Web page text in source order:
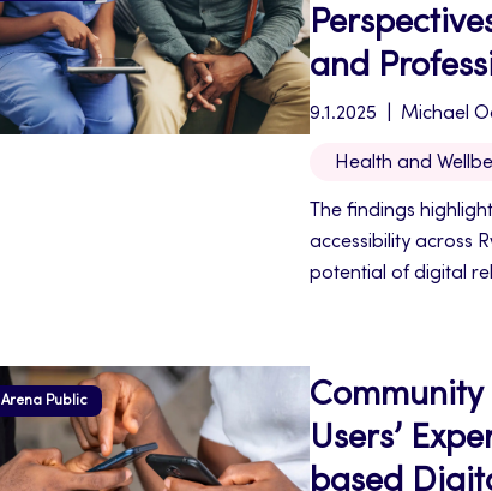
and
9.1.2025 Michael
Health and
The findings
accessibility across
potential of digital
Arena Public
Community
Users’
based